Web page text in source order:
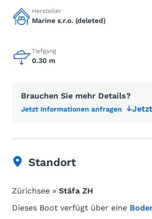
Hersteller
Marine s.r.o. (deleted)
Tiefgang
0.30 m
Brauchen Sie mehr Details?
Jetzt Informationen anfragen
Standort
Zürichsee » Stäfa ZH
Dieses Boot verfügt über eine